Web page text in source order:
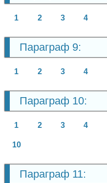
1 2 3 4
Параграф 9:
1 2 3 4
Параграф 10:
1 2 3 4
10
Параграф 11: